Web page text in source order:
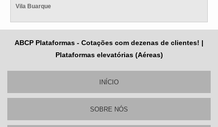
Vila Buarque
ABCP Plataformas - Cotações com dezenas de clientes! |
Plataformas elevatórias (Aéreas)
INÍCIO
SOBRE NÓS